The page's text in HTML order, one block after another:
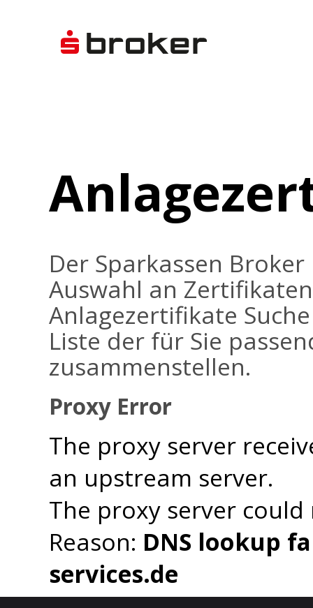
Der Sparkassen
Auswahl an
Anlagezertifikate
Liste der für Sie
zusammenstellen.
Proxy Error
The proxy server
an upstream server.
The proxy server
Reason: DNS lookup
services.de